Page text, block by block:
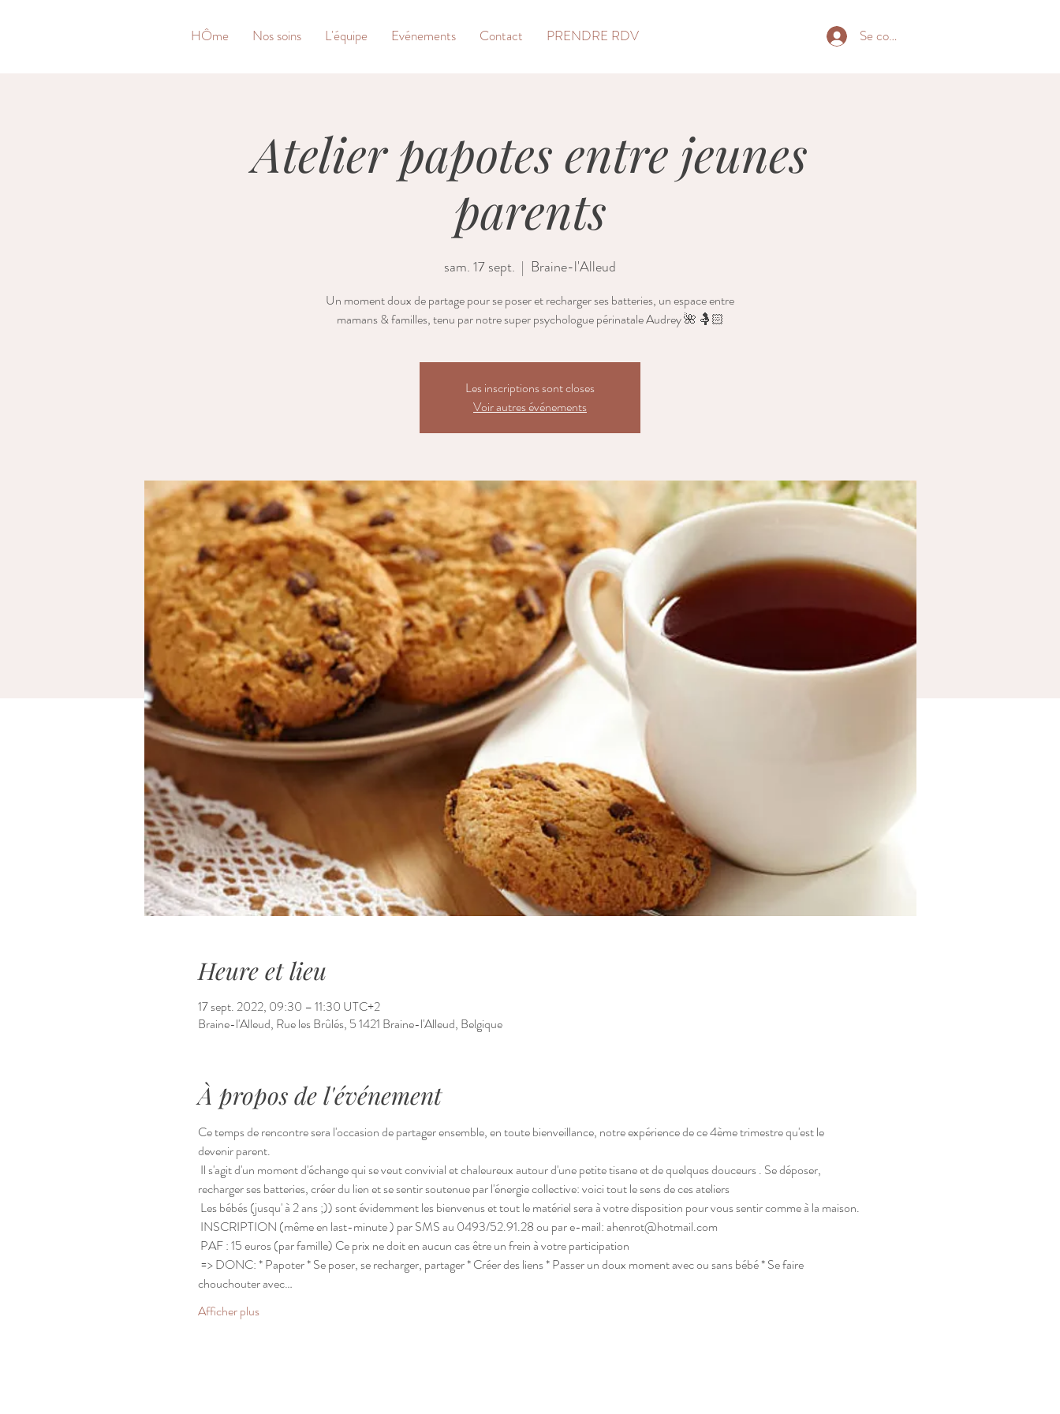
HÔme Nos soins L'équipe Evénements Contact PRENDRE RDV Se connecter
Atelier papotes entre jeunes
parents
sam. 17 sept.
  |
Braine-l'Alleud
Un moment doux de partage pour se poser et recharger ses batteries, un espace entre
mamans & familles, tenu par notre super psychologue périnatale Audrey 🌺 🤱🏻
Les inscriptions sont closes
Voir autres événements
Heure et lieu
17 sept. 2022, 09:30 – 11:30 UTC+2
Braine-l'Alleud, Rue les Brûlés, 5 1421 Braine-l'Alleud, Belgique
À propos de l'événement
Ce temps de rencontre sera l'occasion de partager ensemble, en toute bienveillance, notre expérience de ce 4ème trimestre qu'est le
devenir parent.
Il s'agit d'un moment d'échange qui se veut convivial et chaleureux autour d'une petite tisane et de quelques douceurs . Se déposer,
recharger ses batteries, créer du lien et se sentir soutenue par l'énergie collective: voici tout le sens de ces ateliers
Les bébés (jusqu' à 2 ans ;)) sont évidemment les bienvenus et tout le matériel sera à votre disposition pour vous sentir comme à la maison.
INSCRIPTION (même en last-minute ) par SMS au 0493/52.91.28 ou par e-mail: ahenrot@hotmail.com
PAF : 15 euros (par famille) Ce prix ne doit en aucun cas être un frein à votre participation
=> DONC: * Papoter * Se poser, se recharger, partager * Créer des liens * Passer un doux moment avec ou sans bébé * Se faire
chouchouter avec…
Afficher plus